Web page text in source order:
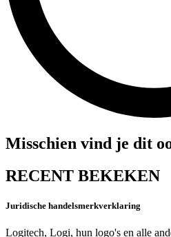
Misschien vind je dit
RECENT BEKEKEN
Juridische handelsmerkverklaring
Logitech, Logi, hun logo's en alle